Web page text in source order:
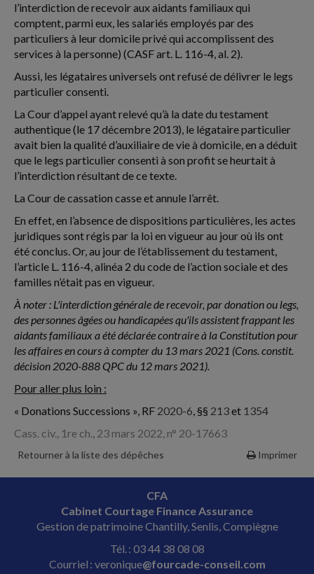
l’interdiction de recevoir aux aidants familiaux qui
comptent, parmi eux, les salariés employés par des
particuliers à leur domicile privé qui accomplissent des
services à la personne) (CASF art. L. 116-4, al. 2).
Aussi, les légataires universels ont refusé de délivrer le legs
particulier consenti.
La Cour d’appel ayant relevé qu’à la date du testament
authentique (le 17 décembre 2013), le légataire particulier
avait bien la qualité d’auxiliaire de vie à domicile, en a déduit
que le legs particulier consenti à son profit se heurtait à
l’interdiction résultant de ce texte.
La Cour de cassation casse et annule l’arrêt.
En effet, en l’absence de dispositions particulières, les actes
juridiques sont régis par la loi en vigueur au jour où ils ont
été conclus. Or, au jour de l’établissement du testament,
l’article L. 116-4, alinéa 2 du code de l’action sociale et des
familles n’était pas en vigueur.
À noter : L'interdiction générale de recevoir, par donation ou legs,
des personnes âgées ou handicapées qu'ils assistent frappant les
aidants familiaux a été déclarée contraire à la Constitution pour
les affaires en cours à compter du 13 mars 2021 (Cons. constit.
décision 2020-888 QPC du 12 mars 2021).
Pour aller plus loin :
« Donations Successions », RF 2020-6, §§ 213et 1354
Cass. civ., 1re ch., 23 mars 2022, n° 20-17663
Retourner à la liste des dépêches Imprimer
CFA
Cabinet Courtage Finance Assurance
Gestion de patrimoine Chantilly, Senlis, Compiègne
Tél. : 03 44 38 08 08
Courriel : veronique@fourcade-conseil.com